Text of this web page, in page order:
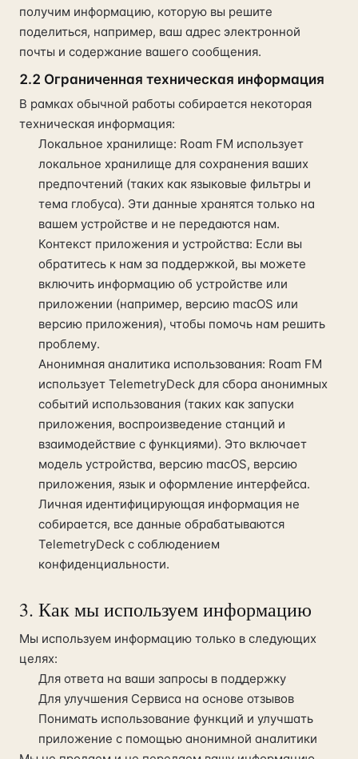
получим информацию, которую вы решите
поделиться, например, ваш адрес электронной
почты и содержание вашего сообщения.
2.2 Ограниченная техническая информация
В рамках обычной работы собирается некоторая
техническая информация:
Локальное хранилище: Roam FM использует
локальное хранилище для сохранения ваших
предпочтений (таких как языковые фильтры и
тема глобуса). Эти данные хранятся только на
вашем устройстве и не передаются нам.
Контекст приложения и устройства: Если вы
обратитесь к нам за поддержкой, вы можете
включить информацию об устройстве или
приложении (например, версию macOS или
версию приложения), чтобы помочь нам решить
проблему.
Анонимная аналитика использования: Roam FM
использует TelemetryDeck для сбора анонимных
событий использования (таких как запуски
приложения, воспроизведение станций и
взаимодействие с функциями). Это включает
модель устройства, версию macOS, версию
приложения, язык и оформление интерфейса.
Личная идентифицирующая информация не
собирается, все данные обрабатываются
TelemetryDeck с соблюдением
конфиденциальности.
3. Как мы используем информацию
Мы используем информацию только в следующих
целях:
Для ответа на ваши запросы в поддержку
Для улучшения Сервиса на основе отзывов
Понимать использование функций и улучшать
приложение с помощью анонимной аналитики